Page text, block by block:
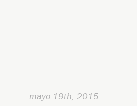
mayo 19th, 2015